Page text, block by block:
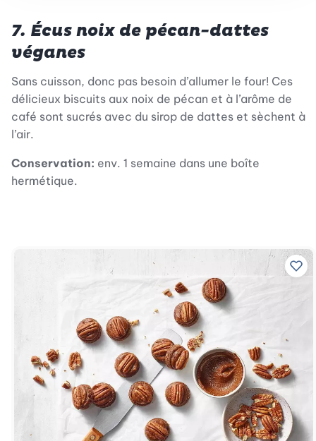
7. Écus noix de pécan-dattes
véganes
Sans cuisson, donc pas besoin d’allumer le four! Ces
délicieux biscuits aux noix de pécan et à l’arôme de
café sont sucrés avec du sirop de dattes et sèchent à
l’air.
Conservation: env. 1 semaine dans une boîte
hermétique.